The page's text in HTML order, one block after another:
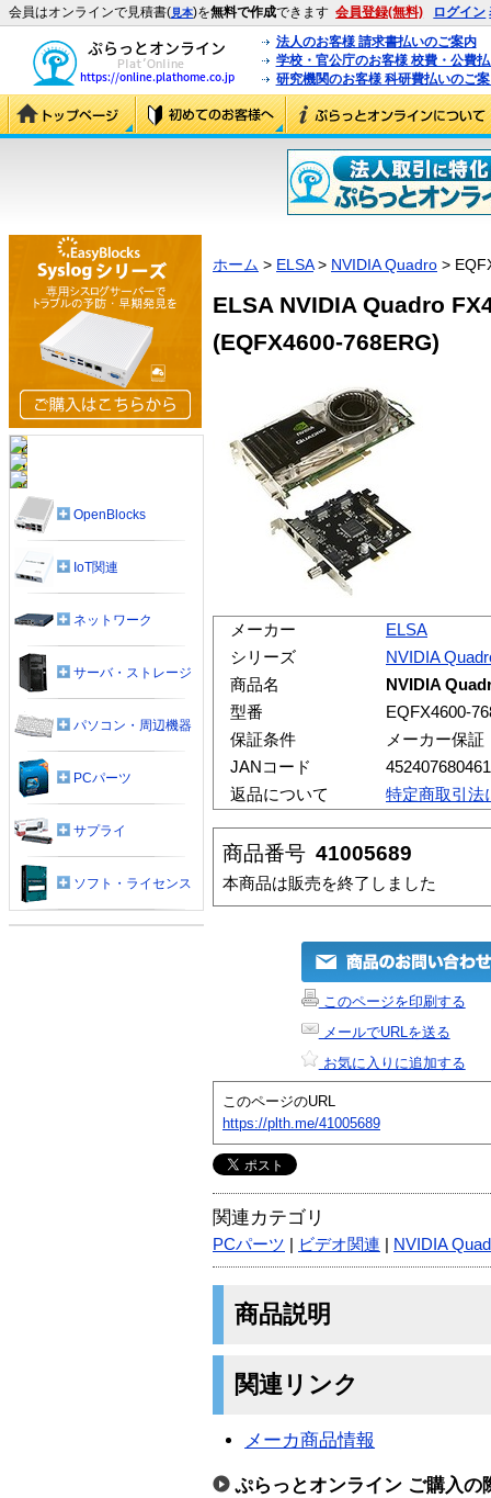
会員はオンラインで見積書(見本)を無料で作成できます 会員登録(無料) ログイン
法人のお客様 請求書払いのご案内
学校・官公庁のお客様 校費・公費
研究機関のお客様 科研費払いのご
ホーム > ELSA> NVIDIA Quadro >
ELSA NVIDIA Quadro
(EQFX4600-768ERG)
メーカー
ELSA
シリーズ
NVIDIA
商品名
NVIDIA
型番
EQFX4600-
保証条件
メーカー保証
JANコード
返品について
特定商取引法
商品番号 41005689
本商品は販売を終了しました
このページを印刷する
メールでURLを送る
お気に入りに追加する
このページのURL
https://plth.me/41005689
関連カテゴリ
PCパーツ ビデオ関連 NVIDIA
商品説明
関連リンク
メーカ商品情報
ぷらっとオンライン ご購入の
OpenBlocks
IoT関連
ネットワーク
サーバ・ストレージ
パソコン・周辺機器
PCパーツ
サプライ
ソフト・ライセンス